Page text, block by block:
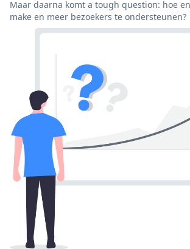
Maar daarna komt a tough question: hoe
make en meer bezoekers te ondersteunen?